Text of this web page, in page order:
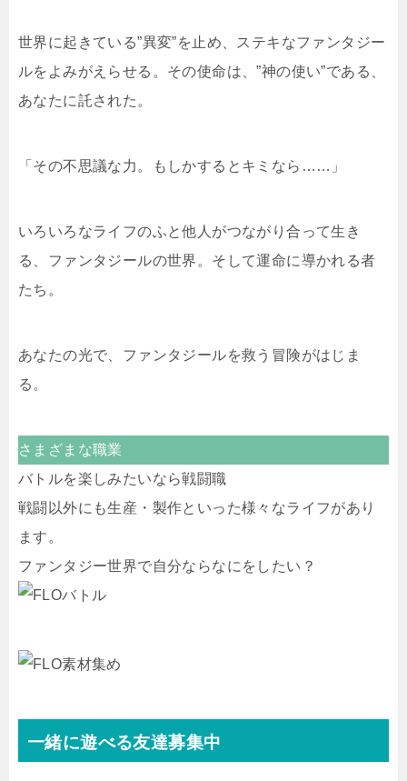
世界に起きている”異変”を止め、ステキなファンタジー
ルをよみがえらせる。その使命は、”神の使い”である、
あなたに託された。
「その不思議な力。もしかするとキミなら……」
いろいろなライフのふと他人がつながり合って生き
る、ファンタジールの世界。そして運命に導かれる者
たち。
あなたの光で、ファンタジールを救う冒険がはじま
る。
さまざまな職業
バトルを楽しみたいなら戦闘職
戦闘以外にも生産・製作といった様々なライフがあり
ます。
ファンタジー世界で自分ならなにをしたい？
一緒に遊べる友達募集中